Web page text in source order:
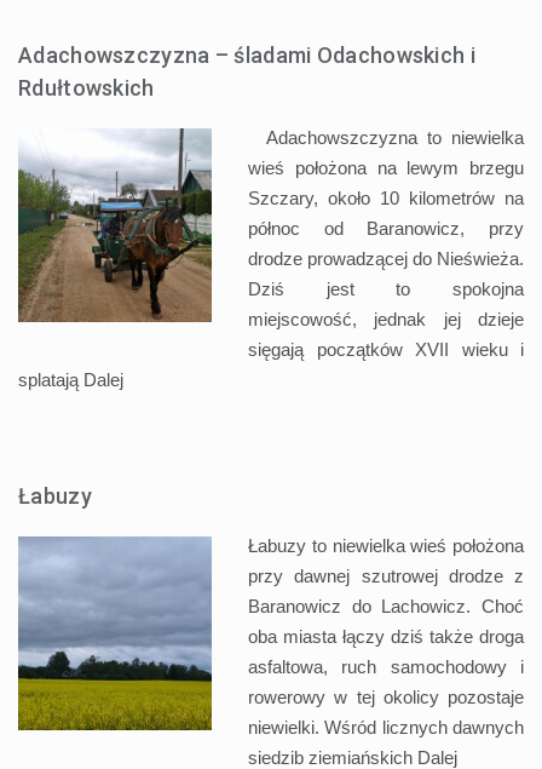
Adachowszczyzna – śladami Odachowskich i
Rdułtowskich
Adachowszczyzna to niewielka
wieś położona na lewym brzegu
Szczary, około 10 kilometrów na
północ od Baranowicz, przy
drodze prowadzącej do Nieświeża.
Dziś jest to spokojna
miejscowość, jednak jej dzieje
sięgają początków XVII wieku i
splatają Dalej
Łabuzy
Łabuzy to niewielka wieś położona
przy dawnej szutrowej drodze z
Baranowicz do Lachowicz. Choć
oba miasta łączy dziś także droga
asfaltowa, ruch samochodowy i
rowerowy w tej okolicy pozostaje
niewielki. Wśród licznych dawnych
siedzib ziemiańskich Dalej